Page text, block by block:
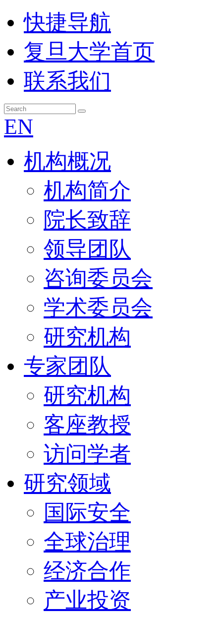
快捷导航
复旦大学首页
联系我们
EN
机构概况
机构简介
院长致辞
领导团队
咨询委员会
学术委员会
研究机构
专家团队
研究机构
客座教授
访问学者
研究领域
国际安全
全球治理
经济合作
产业投资